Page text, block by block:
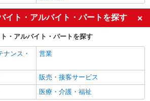
イト・アルバイト・パートを探す
・アルバイト・パートを探す
ナンス・
営業
販売・接客サービス
医療・介護・福祉